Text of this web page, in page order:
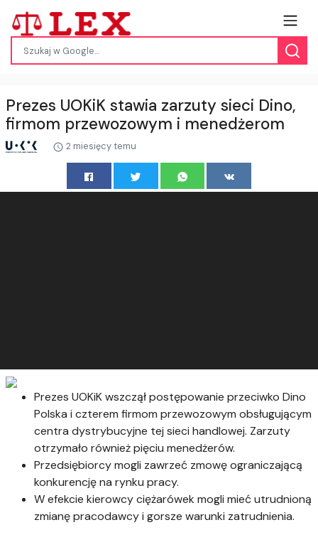
Prezes UOKiK stawia zarzuty sieci Dino,
firmom przewozowym i menedżerom
2 miesięcy temu
Prezes UOKiK wszczął postępowanie przeciwko Dino
Polska i czterem firmom przewozowym obsługującym
centra dystrybucyjne tej sieci handlowej. Zarzuty
otrzymało również pięciu menedżerów.
Przedsiębiorcy mogli zawrzeć zmowę ograniczającą
konkurencję na rynku pracy.
W efekcie kierowcy ciężarówek mogli mieć utrudnioną
zmianę pracodawcy i gorsze warunki zatrudnienia.